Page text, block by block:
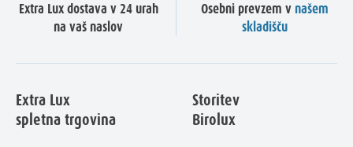
Extra Lux dostava v 24 urah
na vaš naslov
Osebni prevzem v našem
skladišču
Extra Lux
spletna trgovina
Storitev
Birolux